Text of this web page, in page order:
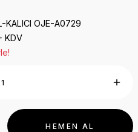
KALICI OJE-A0729
KDV
HEMEN AL